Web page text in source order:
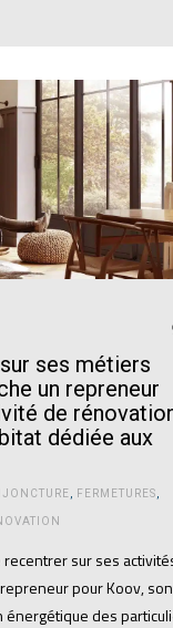
ses métiers
un repreneur
de
dédiée aux
FERMETURES
recentrer sur ses
pour Koov, son
des